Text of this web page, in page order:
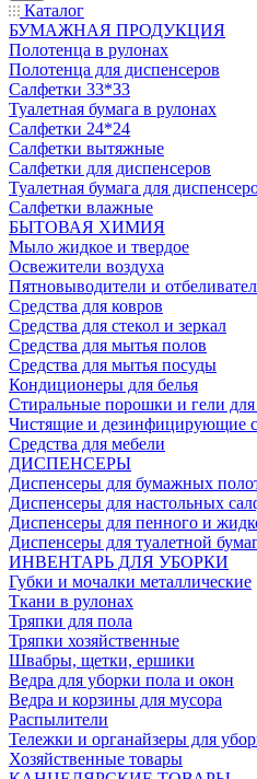
Каталог
БУМАЖНАЯ ПРОДУКЦИЯ
Полотенца в рулонах
Полотенца для диспенсеров
Салфетки 33*33
Туалетная бумага в рулонах
Салфетки 24*24
Салфетки вытяжные
Салфетки для диспенсеров
Туалетная бумага для
Салфетки влажные
БЫТОВАЯ ХИМИЯ
Мыло жидкое и твердое
Освежители воздуха
Пятновыводители и
Средства для ковров
Средства для стекол и зеркал
Средства для мытья полов
Средства для мытья посуды
Кондиционеры для белья
Стиральные порошки и гели для
Чистящие и дезинфицирующие
Средства для мебели
ДИСПЕНСЕРЫ
Диспенсеры для бумажных
Диспенсеры для настольных
Диспенсеры для пенного и
Диспенсеры для туалетной
ИНВЕНТАРЬ ДЛЯ УБОРКИ
Губки и мочалки металлические
Ткани в рулонах
Тряпки для пола
Тряпки хозяйственные
Швабры, щетки, ершики
Ведра для уборки пола и окон
Ведра и корзины для мусора
Распылители
Тележки и органайзеры для
Хозяйственные товары